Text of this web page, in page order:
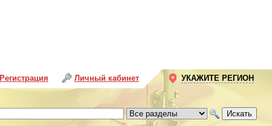
Личный кабинет
Регистрация УКАЖИТЕ РЕГИОН